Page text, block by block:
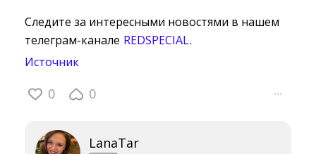
Следите за интересными новостями в нашем
телеграм-канале REDSPECIAL.
Источник
0 0 ···
LanaTar